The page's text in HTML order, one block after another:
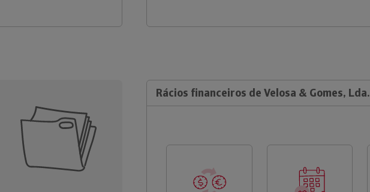
Rácios financeiros de Velosa & Gomes, Lda.